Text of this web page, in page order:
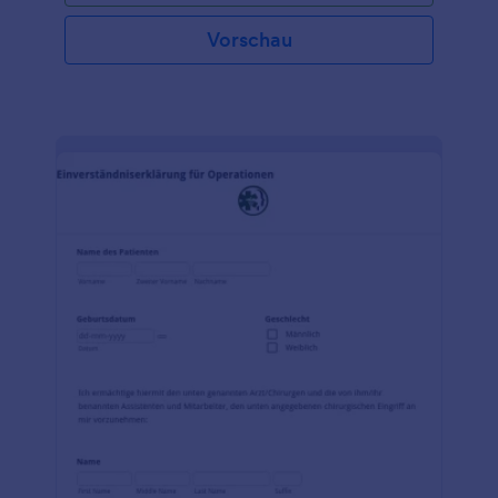
stellen, z.B. Patienten mit einer Vorerkrankung oder
Patienten, die nicht in der Lage sind, eine
Entscheidung zu treffen. Jotform ist einfach zu
Antworten bearbeiten und archivieren und bei
Bedarf erforderliche Felder hinzufügen. Passen Sie
Tools und -Widgets weiter an. Binden Sie es
Vorschau